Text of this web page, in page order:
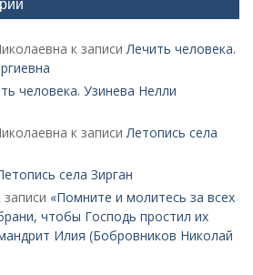
к записиЛечить человека.
человека. Узинева Нелли
к записиЛетопись села
села Зирган
записи «Помните и молитесь за всех
чтобы Господь простил их
Илия (Бобровников Николай